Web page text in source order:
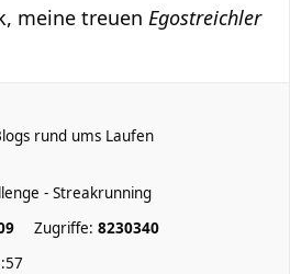
meine treuen Egostreichler
rund ums Laufen
- Streakrunning
Zugriffe: 8230340